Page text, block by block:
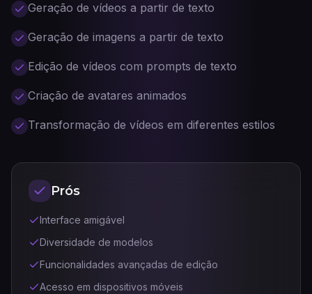
Geração de vídeos a partir de texto
Geração de imagens a partir de texto
Edição de vídeos com prompts de texto
Criação de avatares animados
Transformação de vídeos em diferentes estilos
Prós
Interface amigável
Diversidade de modelos
Funcionalidades avançadas de edição
Acesso em dispositivos móveis